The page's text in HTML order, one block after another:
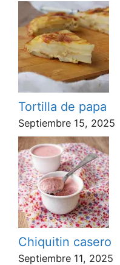
Tortilla de papa
Septiembre 15, 2025
Chiquitin casero
Septiembre 11, 2025